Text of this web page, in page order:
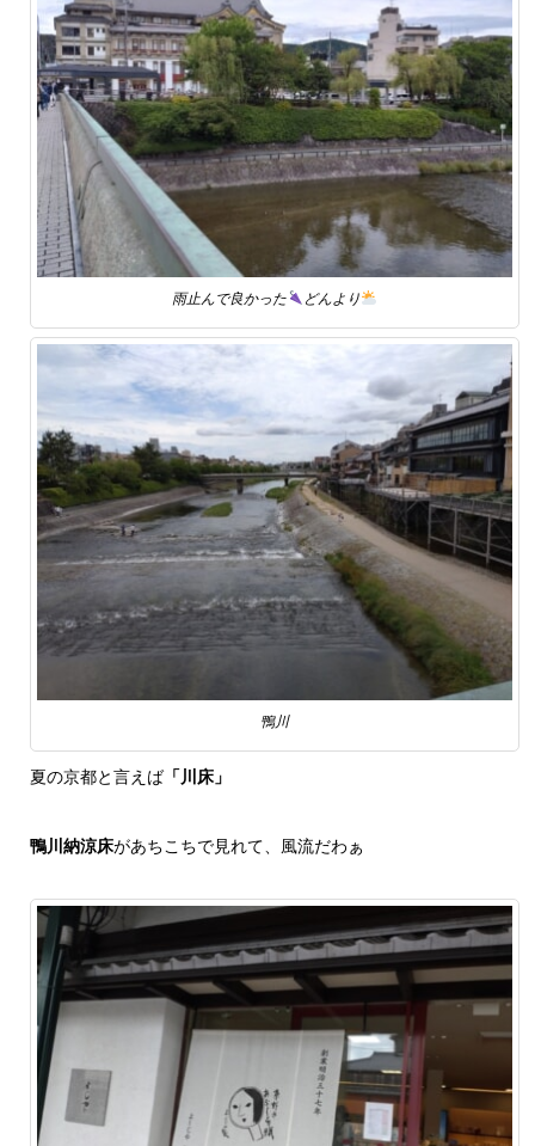
雨止んで良かった どんより
鴨川
夏の京都と言えば「川床」
鴨川納涼床があちこちで見れて、風流だわぁ